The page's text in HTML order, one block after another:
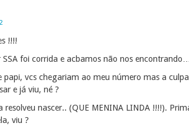
!!!!
SSA foi corrida e acbamos não nos encontrando…
papi, vcs chegariam ao meu número mas a
e já viu, né ?
resolveu nascer.. (QUE MENINA LINDA !!!!).
viu ?